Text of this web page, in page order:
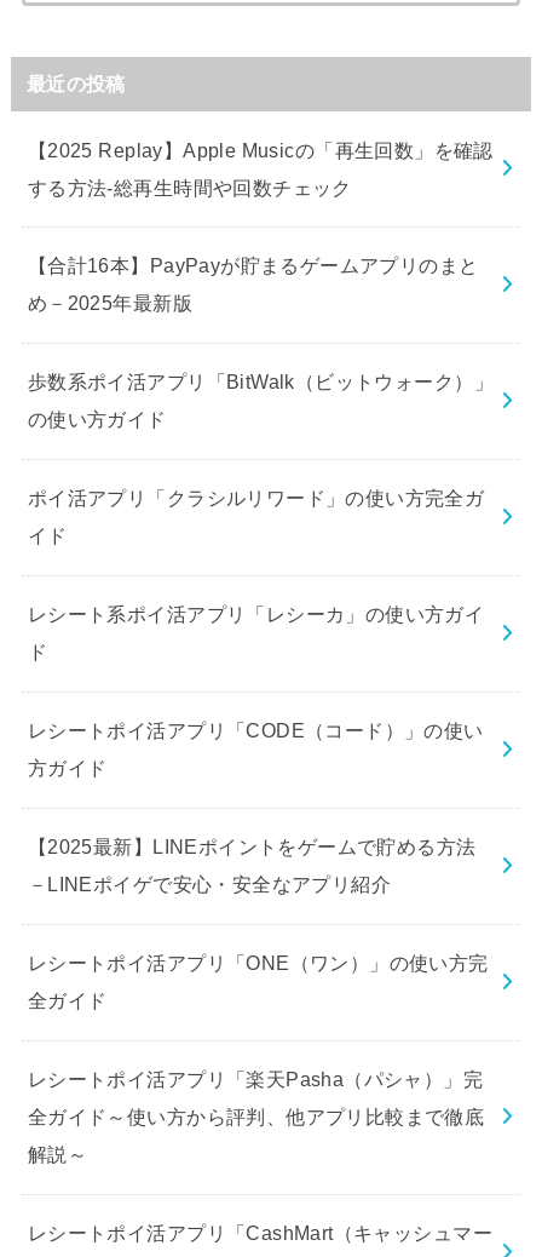
最近の投稿
【2025 Replay】Apple Musicの「再生回数」を確認
する方法-総再生時間や回数チェック
【合計16本】PayPayが貯まるゲームアプリのまと
め－2025年最新版
歩数系ポイ活アプリ「BitWalk（ビットウォーク）」
の使い方ガイド
ポイ活アプリ「クラシルリワード」の使い方完全ガ
イド
レシート系ポイ活アプリ「レシーカ」の使い方ガイ
ド
レシートポイ活アプリ「CODE（コード）」の使い
方ガイド
【2025最新】LINEポイントをゲームで貯める方法
－LINEポイゲで安心・安全なアプリ紹介
レシートポイ活アプリ「ONE（ワン）」の使い方完
全ガイド
レシートポイ活アプリ「楽天Pasha（パシャ）」完
全ガイド～使い方から評判、他アプリ比較まで徹底
解説～
レシートポイ活アプリ「CashMart（キャッシュマー